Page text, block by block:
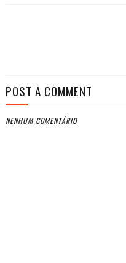
POST A COMMENT
NENHUM COMENTÁRIO